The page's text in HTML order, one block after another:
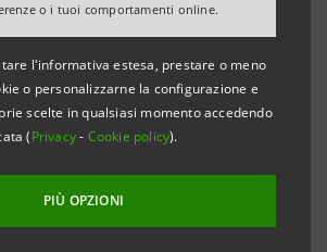
o i tuoi comportamenti online.
l'informativa estesa, prestare o meno
o personalizzarne la configurazione e
scelte in qualsiasi momento accedendo
(Privacy- Cookie policy).
PIÙ OPZIONI
e risparmio di energia
concesso da Intesa Sanpaolo, Cassa
UniCredit, BNL BNP Paribas e
di Risparmio di Bolzano ed è assistito